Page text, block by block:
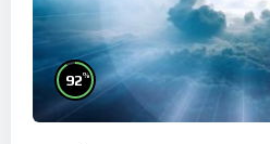
92%